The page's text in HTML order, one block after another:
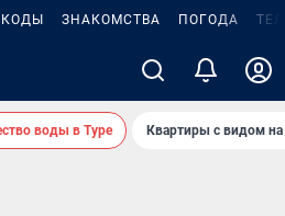
ЗНАКОМСТВА ПОГОДА
воды в Туре Квартиры с видом на